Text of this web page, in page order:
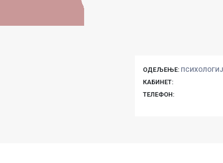
ОДЕЉЕЊЕ:
КАБИНЕТ:
ТЕЛЕФОН: